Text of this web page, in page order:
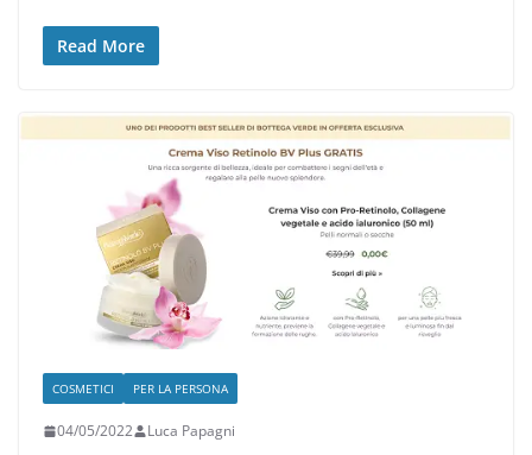
Read More
COSMETICI PER LA PERSONA
04/05/2022 Luca Papagni